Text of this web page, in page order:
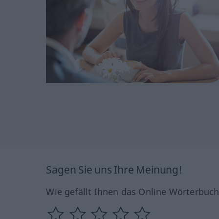
Sagen Sie uns Ihre Meinung!
Wie gefällt Ihnen das Online